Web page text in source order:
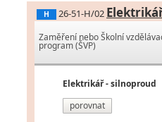
H 26-51-H/02
Zaměření nebo Školní
program (ŠVP)
Elektrikář - silnoproud
porovnat